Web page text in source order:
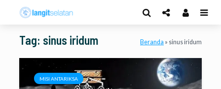
Tag: sinus iridum Beranda » sinus iridum
MISI ANTARIKSA